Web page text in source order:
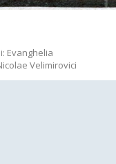
Evanghelia
Velimirovici